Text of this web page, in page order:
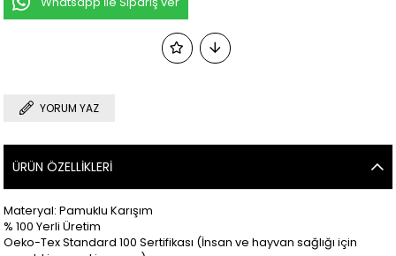
YORUM YAZ
ÜRÜN ÖZELLIKLERI
Materyal: Pamuklu Karışım
% 100 Yerli Üretim
Oeko-Tex Standard 100 Sertifikası (İnsan ve hayvan sağlığı için